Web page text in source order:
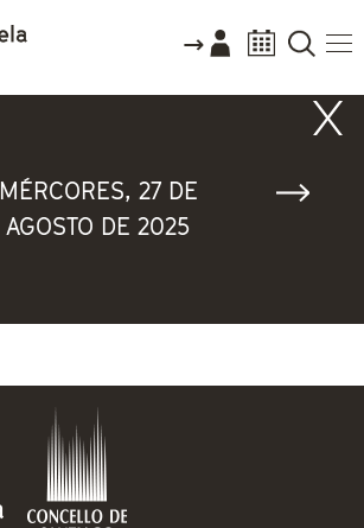
MÉRCORES, 27 DE
AGOSTO DE 2025